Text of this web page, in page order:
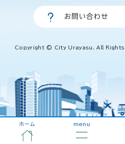
ホーム menu
お問い合わせ
Copyright © City Urayasu, All